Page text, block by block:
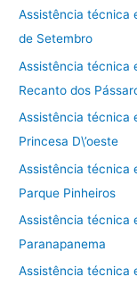
Assistência técnica
de Setembro
Assistência técnica
Recanto dos
Assistência técnica
Princesa D\’oeste
Assistência técnica
Parque Pinheiros
Assistência técnica
Paranapanema
Assistência técnica